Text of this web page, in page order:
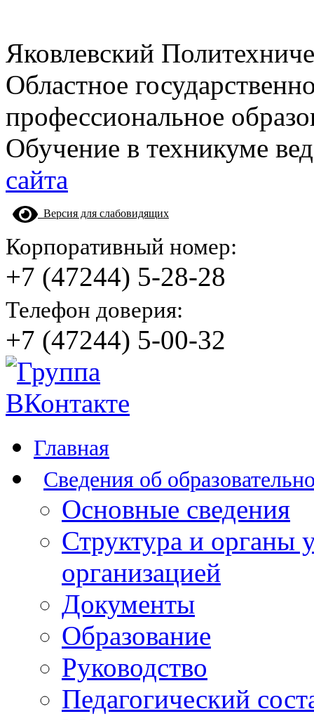
Яковлевский
Областное
профессиональное
Обучение в техникуме
сайта
Версия для слабовидящих
Корпоративный номер:
+7 (47244) 5-28-28
Телефон доверия:
+7 (47244) 5-00-32
Главная
Сведения об
Основные сведения
Структура и органы
организацией
Документы
Образование
Руководство
Педагогический